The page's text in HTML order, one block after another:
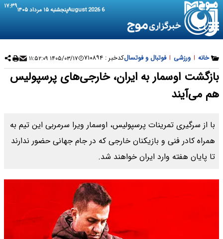
6 August 2026 پنجشنبه ۱۵ مرداد ۱۴۰۵ ۱۷:۳۹
خانه | ورزشی | فوتبال و فوتسالکدخبر : ۷۱۰۸۹۴ ۱۴۰۵/۰۳/۱۷ ۱۱:۵۲:۰۹
بازگشت اوسمار به ایران، خارجی‌های پرسپولیس
هم می‌آیند
با از سرگیری تمرینات پرسپولیس، اوسمار ویرا سرمربی این تیم به
همراه کادر فنی و بازیکنان خارجی که در جام جهانی حضور ندارند
تا پایان هفته وارد ایران خواهند شد.